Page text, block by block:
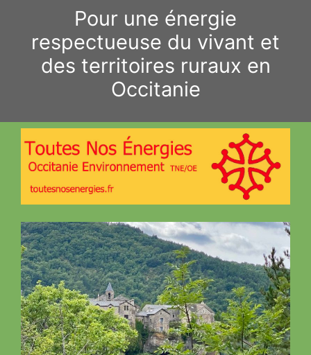
contenu
Pour une énergie
respectueuse du vivant et
des territoires ruraux en
Occitanie